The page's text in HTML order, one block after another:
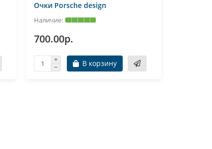
Очки Porsche design
700.00р.
В корзину